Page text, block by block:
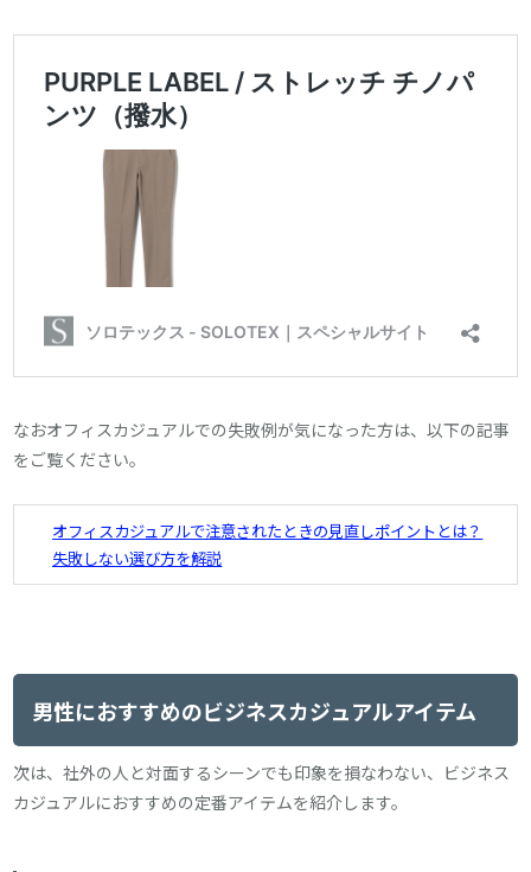
なおオフィスカジュアルでの失敗例が気になった方は、以下の記事
をご覧ください。
オフィスカジュアルで注意されたときの見直しポイントとは？
失敗しない選び方を解説
男性におすすめのビジネスカジュアルアイテム
次は、社外の人と対面するシーンでも印象を損なわない、ビジネス
カジュアルにおすすめの定番アイテムを紹介します。